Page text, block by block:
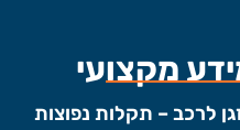
מקצועי
לרכב – תקלות נפוצות